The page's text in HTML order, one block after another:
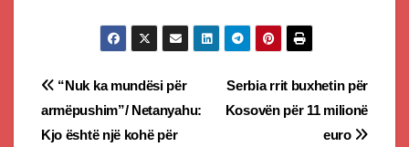
Post
navigation
Serbia rrit buxhetin për
Kosovën për 11 milionë
euro
“Nuk ka mundësi për
armëpushim”/ Netanyahu:
Kjo është një kohë për